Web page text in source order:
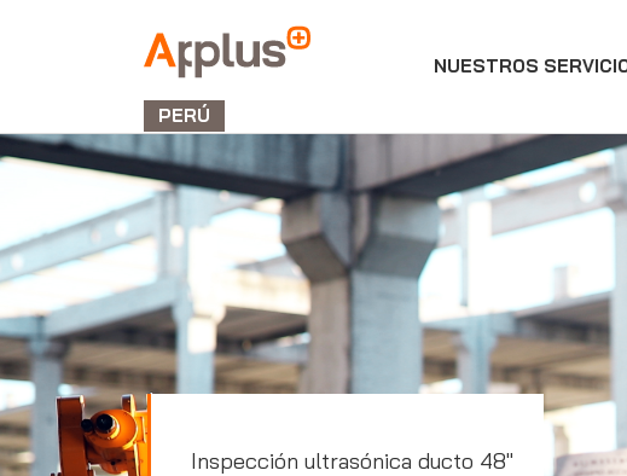
Applus+
GROUP
PERÚ
NUESTROS
Inspección ultrasónica ducto 48"